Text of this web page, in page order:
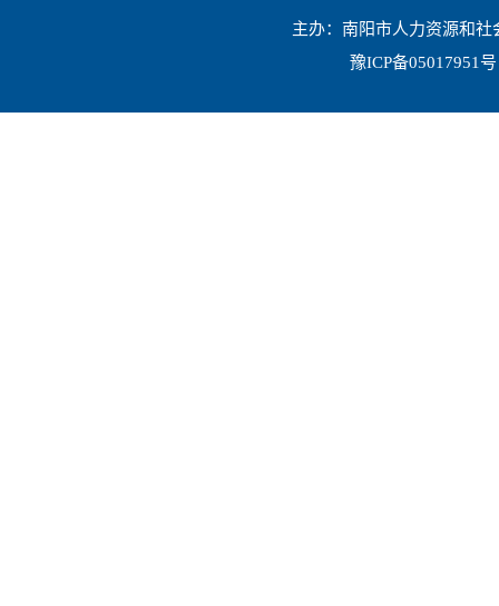
主办：南阳市人力资源和
豫ICP备05017951号